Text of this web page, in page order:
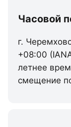
Часовой
г.
+08:00
летнее
смещение